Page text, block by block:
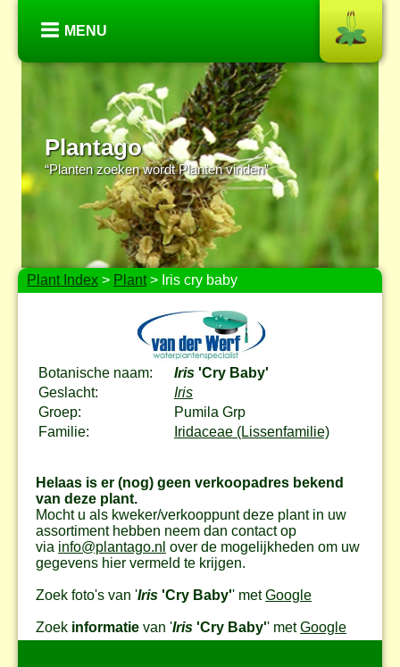
MENU
Plantago
“Planten zoeken wordt Planten vinden”
Plant Index > Plant> Iris cry baby
Botanische naam: Iris 'Cry Baby'
Geslacht:
Iris
Groep:
Pumila Grp
Familie:
Iridaceae (Lissenfamilie)
Helaas is er (nog) geen verkoopadres bekend
van deze plant.
Mocht u als kweker/verkooppunt deze plant in uw
assortiment hebben neem dan contact op
via info@plantago.nl over de mogelijkheden om uw
gegevens hier vermeld te krijgen.
Zoek foto's van 'Iris 'Cry Baby'' metGoogle
Zoek informatie van 'Iris 'Cry Baby'' metGoogle